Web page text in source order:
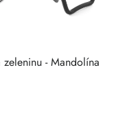
zeleninu - Mandolína